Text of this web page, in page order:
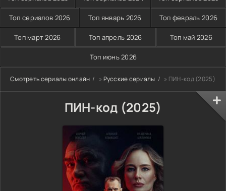
Топ сериалов 2026 Топ январь 2026 Топ февраль 2026
Топ март 2026 Топ апрель 2026 Топ май 2026
Топ июнь 2026
Смотреть сериалы онлайн » Русские сериалы » ПИН-код (2025)
ПИН-код (2025)